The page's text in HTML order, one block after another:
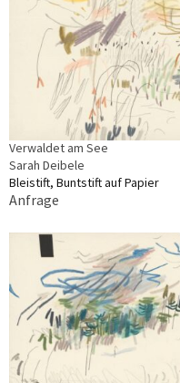
Verwaldet am See
Sarah Deibele
Bleistift, Buntstift auf Papier
Anfrage